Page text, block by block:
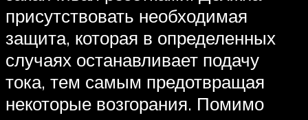
присутствовать необходимая
защита, которая в определенных
случаях останавливает подачу
тока, тем самым предотвращая
некоторые возгорания. Помимо